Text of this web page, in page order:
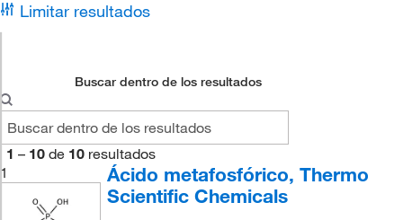
Limitar resultados
Buscar dentro de los resultados
1 – 10 de 10 resultados
1
Ácido metafosfórico, Thermo
Scientific Chemicals